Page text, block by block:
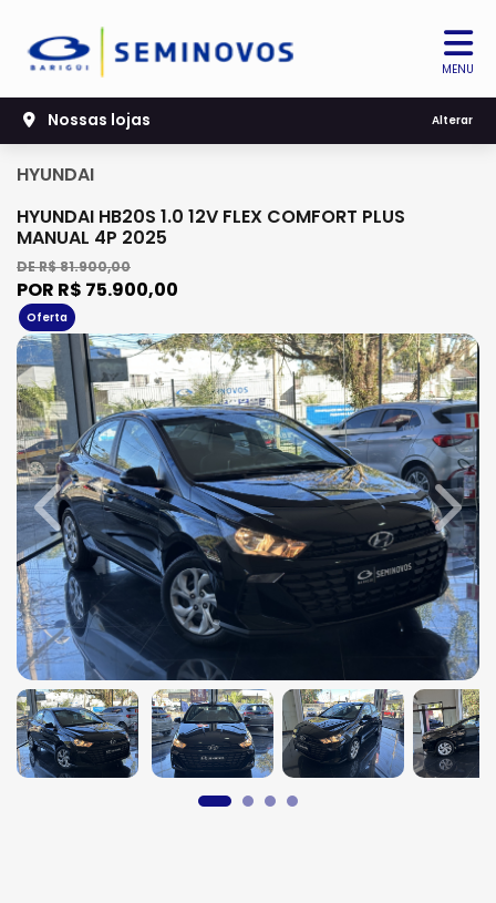
MENU
Nossas lojas Alterar
HYUNDAI
HYUNDAI HB20S 1.0 12V FLEX COMFORT PLUS
MANUAL 4P 2025
DE R$ 81.900,00
POR R$ 75.900,00
Oferta
Previous Next